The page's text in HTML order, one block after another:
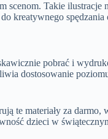
scenom. Takie
do kreatywnego
pobrać i
dostosowanie
te materiały za
dzieci w